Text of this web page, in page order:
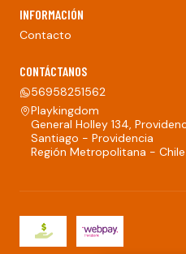
INFORMACIÓN
Contacto
CONTÁCTANOS
56958251562
Playkingdom
General Holley 134,
Santiago - Providencia
Región Metropolitana - Chile